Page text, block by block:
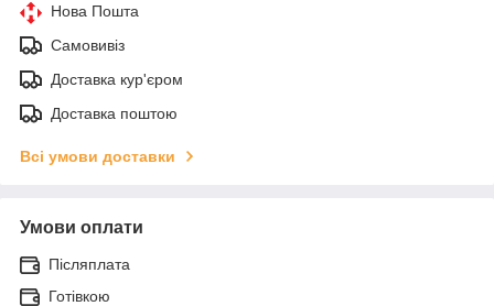
Нова Пошта
Самовивіз
Доставка кур'єром
Доставка поштою
Всі умови доставки
Умови оплати
Післяплата
Готівкою